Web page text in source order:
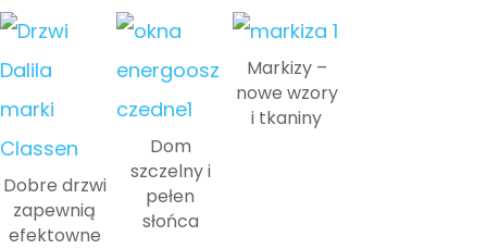
Dobre drzwi
zapewnią
efektowne
Dom
szczelny i
pełen
słońca
Markizy –
nowe wzory
i tkaniny